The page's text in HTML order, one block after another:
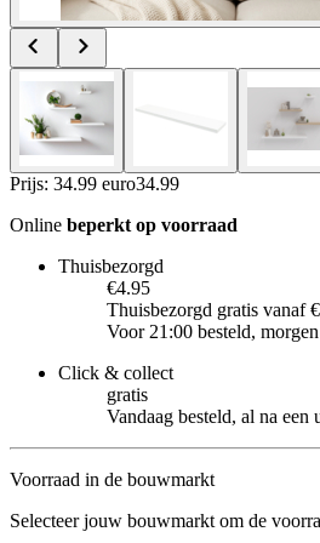
Prijs: 34.99 euro34.99
Online beperkt op voorraad
Thuisbezorgd
€4.95
Thuisbezorgd gratis vanaf
Voor 21:00 besteld,
Click & collect
gratis
Vandaag besteld, al na
Voorraad in de bouwmarkt
Selecteer jouw bouwmarkt om de